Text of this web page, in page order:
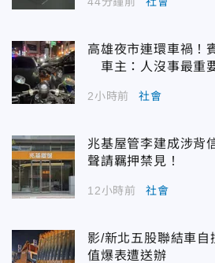
高雄夜市連環車禍！
車主：人沒事最重
2小時前 社會
兆基屋管李建成涉
聲請羈押禁見！
12小時前 社會
影/新北五股聯結車
值爆表遭送辦